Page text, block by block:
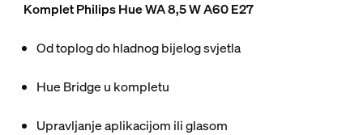
Komplet Philips Hue WA 8,5 W A60 E27
Od toplog do hladnog bijelog svjetla
Hue Bridge u kompletu
Upravljanje aplikacijom ili glasom